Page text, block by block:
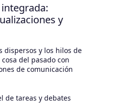
y
dispersos y los hilos de
del pasado con
de comunicación
de tareas y debates